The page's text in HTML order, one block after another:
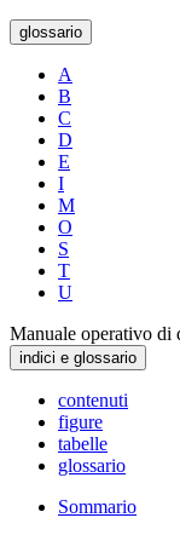
glossario
A
B
C
D
E
I
M
O
S
T
U
Manuale operativo di
indici e glossario
contenuti
figure
tabelle
glossario
Sommario